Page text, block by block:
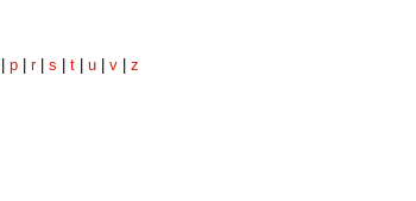
|p |r|s |t |u |v |z